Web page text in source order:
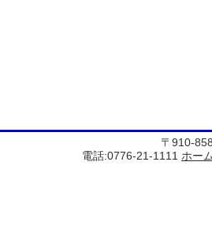
〒910-
電話:0776-21-1111 ホー